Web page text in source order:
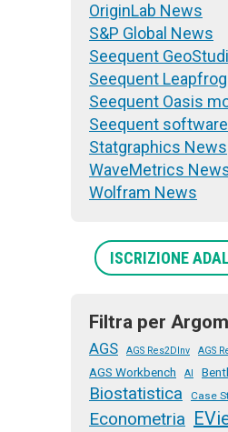
OriginLab News
S&P Global News
Seequent
Seequent
Seequent Oasis
Seequent
Statgraphics News
WaveMetrics
Wolfram News
ISCRIZIONE
Filtra per
AGS AGS Res2DInv AGS
AGS Workbench AI
Biostatistica Case
Econometria